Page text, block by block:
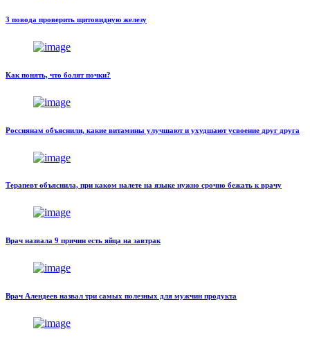
3 повода проверить щитовидную железу
Как понять, что болят почки?
Россиянам объяснили, какие витамины улучшают и ухудшают усвоение друг друга
Терапевт объяснила, при каком налете на языке нужно срочно бежать к врачу
Врач назвала 9 причин есть яйца на завтрак
Врач Алендеев назвал три самых полезных для мужчин продукта